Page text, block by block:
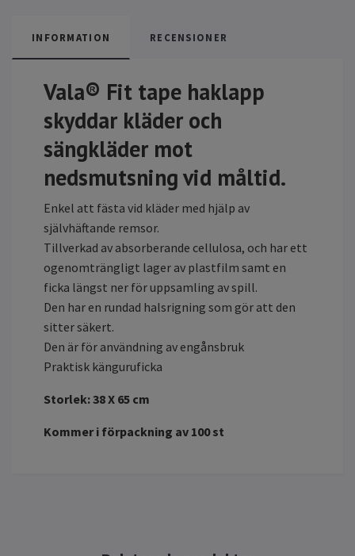
INFORMATION RECENSIONER
Vala® Fit tape haklapp
skyddar kläder och
sängkläder mot
nedsmutsning vid måltid.
Enkel att fästa vid kläder med hjälp av
självhäftande remsor.
Tillverkad av absorberande cellulosa, och har ett
ogenomträngligt lager av plastfilm samt en
ficka längst ner för uppsamling av spill.
Den har en rundad halsrigning som gör att den
sitter säkert.
Den är för användning av engånsbruk
Praktisk känguruficka
Storlek: 38 X 65 cm
Kommer i förpackning av 100 st